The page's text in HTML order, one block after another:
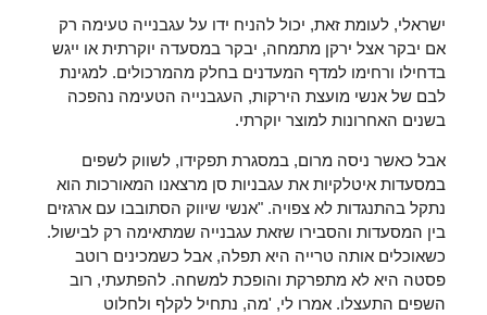
ישראלי, לעומת זאת, יכול להניח ידו על עגבנייה טעימה רק
אם יבקר אצל ירקן מתמחה, יבקר במסעדה יוקרתית או ייגש
בדחילו ורחימו למדף המעדנים בחלק מהמרכולים. למגינת
לבם של אנשי מועצת הירקות, העגבנייה הטעימה נהפכה
בשנים האחרונות למוצר יוקרתי.
אבל כאשר ניסה מרום, במסגרת תפקידו, לשווק לשפים
במסעדות איטלקיות את עגבניות סן מרצאנו המאורכות הוא
נתקל בהתנגדות לא צפויה. "אנשי שיווק הסתובבו עם ארגזים
בין המסעדות והסבירו שזאת עגבנייה שמתאימה רק לבישול.
כשאוכלים אותה טרייה היא תפלה, אבל כשמכינים רוטב
פסטה היא לא מתפרקת והופכת למשחה. להפתעתי, רוב
השפים התעצלו. אמרו לי, 'מה, נתחיל לקלף ולחלוט